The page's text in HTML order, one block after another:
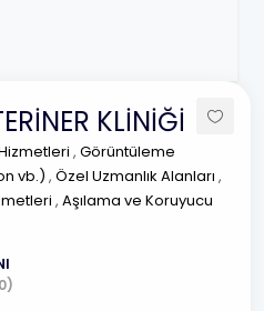
KLİNİĞİ
, Görüntüleme
vb.) , Özel Uzmanlık Alanları ,
, Aşılama ve Koruyucu